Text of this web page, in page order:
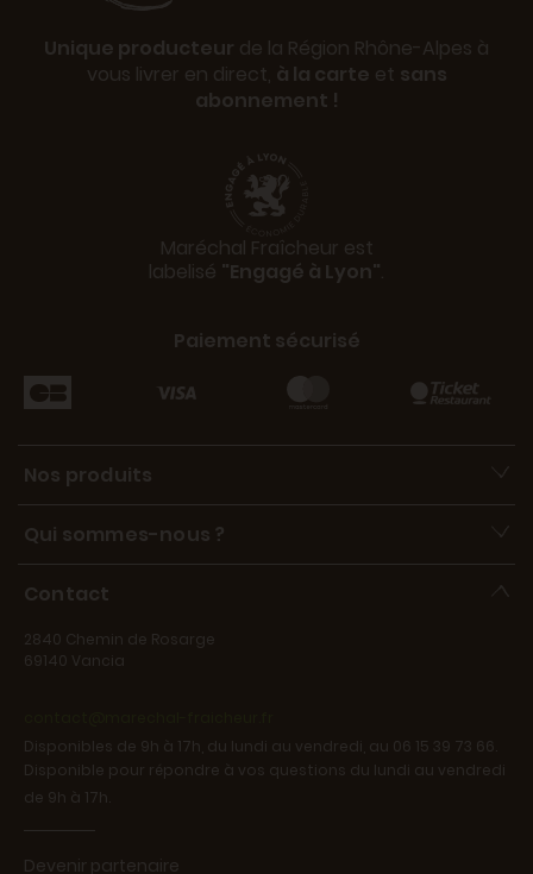
Unique producteur de la Région Rhône-Alpes à
vous livrer en direct, à la carte et sans
abonnement !
Maréchal Fraîcheur est
labelisé "Engagé à Lyon".
Paiement sécurisé
Nos produits
Qui sommes-nous ?
Contact
2840 Chemin de Rosarge
69140 Vancia
Disponibles de 9h à 17h, du lundi au vendredi, au 06 15 39 73 66.
Disponible pour répondre à vos questions du lundi au vendredi
de 9h à 17h.
Devenir partenaire